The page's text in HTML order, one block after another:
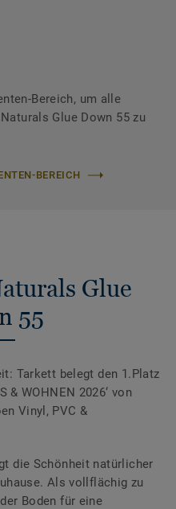
Bereich, um alle
Glue Down 55 zu
BEREICH
Glue
55
Tarkett belegt den 1.Platz
& WOHNEN 2026‘ von
Vinyl, PVC &
die Schönheit natürlicher
Als vollflächig zu
Boden für eine